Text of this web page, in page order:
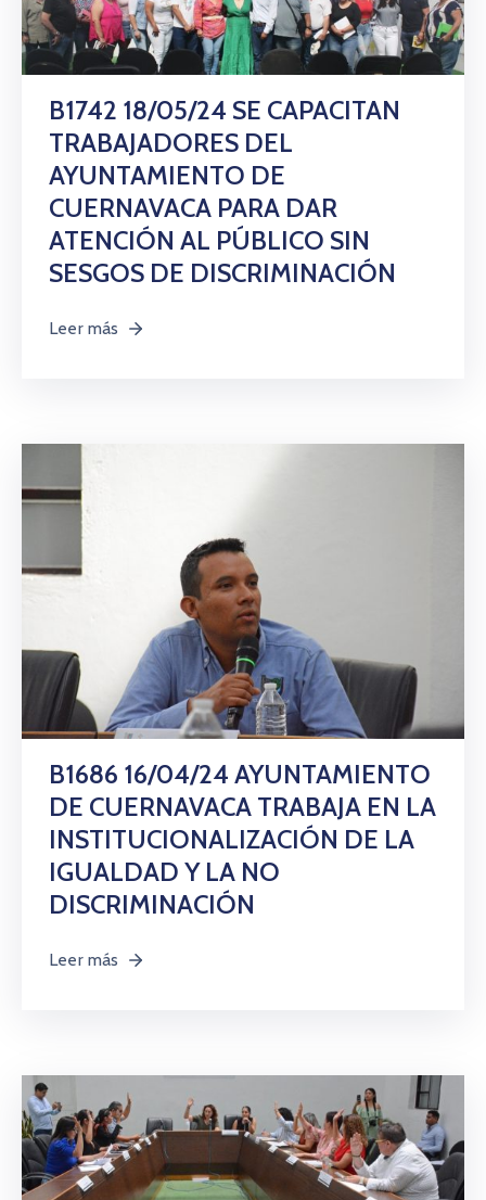
B1742 18/05/24 SE CAPACITAN
TRABAJADORES DEL
AYUNTAMIENTO DE
CUERNAVACA PARA DAR
ATENCIÓN AL PÚBLICO SIN
SESGOS DE DISCRIMINACIÓN
Leer más
B1686 16/04/24 AYUNTAMIENTO
DE CUERNAVACA TRABAJA EN LA
INSTITUCIONALIZACIÓN DE LA
IGUALDAD Y LA NO
DISCRIMINACIÓN
Leer más